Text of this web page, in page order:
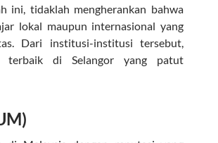
ini, tidaklah mengherankan bahwa
lokal maupun internasional yang
Dari institusi-institusi tersebut,
terbaik di Selangor yang patut